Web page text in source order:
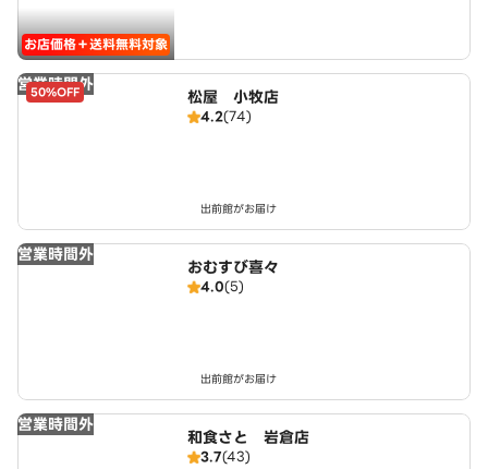
お店価格＋送料無料対象
営業時間外
50%OFF 松屋 小牧店
4.2(74)
出前館がお届け
営業時間外
おむすび喜々
4.0(5)
出前館がお届け
営業時間外
和食さと 岩倉店
3.7(43)